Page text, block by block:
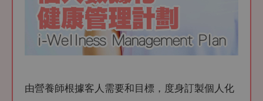
由營養師根據客⼈需要和目標，度⾝訂製個人化